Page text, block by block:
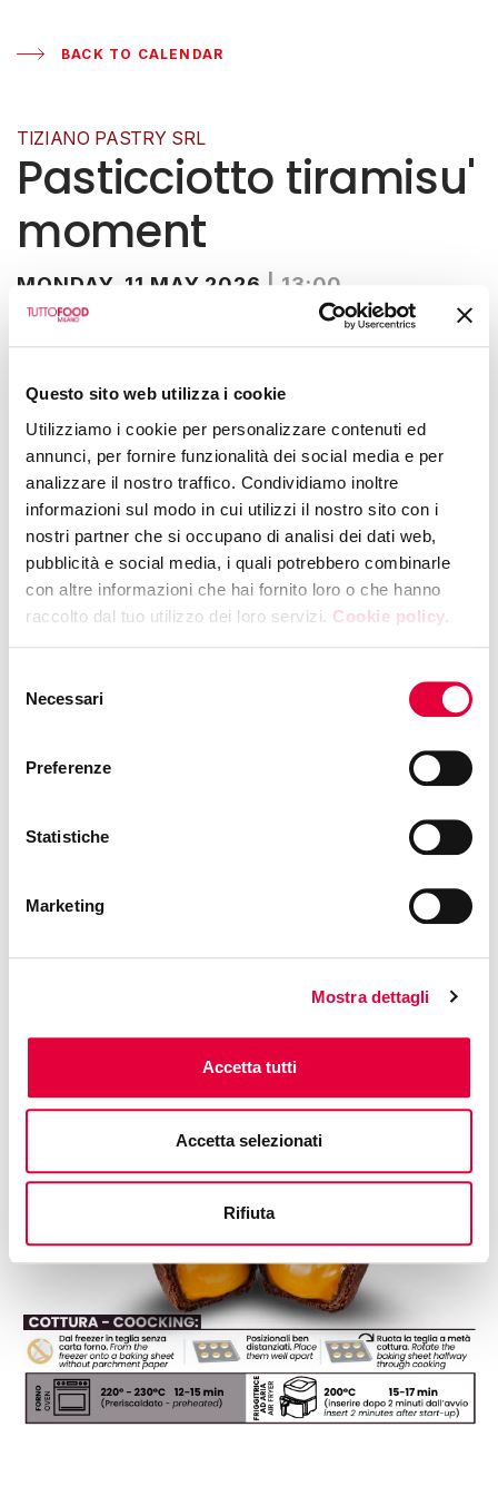
Questo sito web utilizza i cookie
Utilizziamo i cookie per personalizzare contenuti ed
annunci, per fornire funzionalità dei social media e per
analizzare il nostro traffico. Condividiamo inoltre
informazioni sul modo in cui utilizzi il nostro sito con i
nostri partner che si occupano di analisi dei dati web,
pubblicità e social media, i quali potrebbero combinarle
con altre informazioni che hai fornito loro o che hanno
raccolto dal tuo utilizzo dei loro servizi. Cookie policy.
delNecessari
Preferenze
Statistiche
Marketing
Mostra dettagli
Accetta tutti
Accetta selezionati
Rifiuta
BACK TO CALENDAR
TIZIANO PASTRY SRL
Pasticciotto tiramisu'
moment
MONDAY, 11 MAY 2026 | 13:00
Hall 2 - Booth K31
Presented by
Phone: +39 3288428804